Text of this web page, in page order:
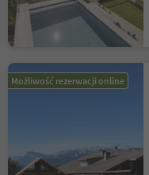
Możliwość rezerwacji online